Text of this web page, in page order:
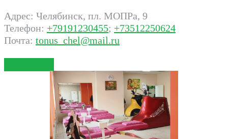
Адрес: Челябинск, пл. МОПРа, 9
Телефон: +79191230455; +73512250624
Почта: tonus_chel@mail.ru